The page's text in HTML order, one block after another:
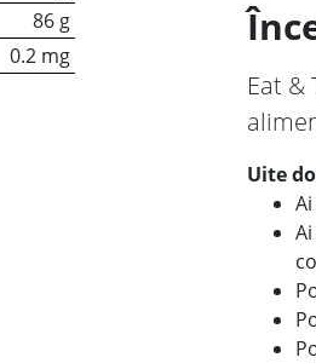
86 g
0.2 mg
Eat
Uite